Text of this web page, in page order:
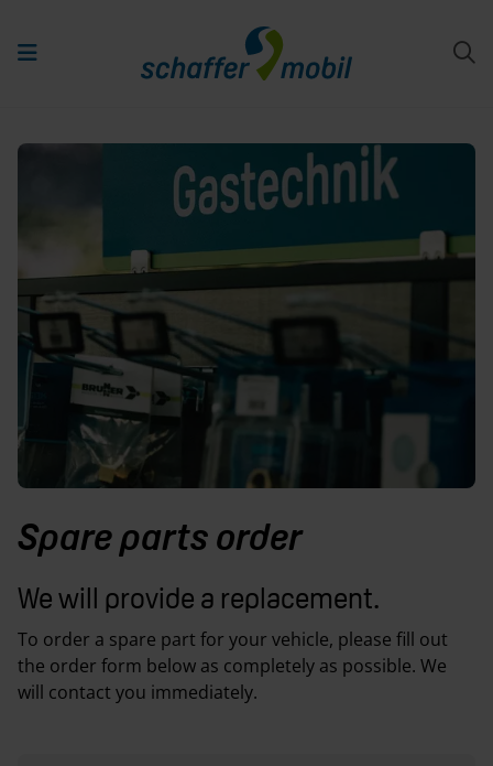
Spare parts order
We will provide a replacement.
To order a spare part for your vehicle, please fill out
the order form below as completely as possible. We
will contact you immediately.